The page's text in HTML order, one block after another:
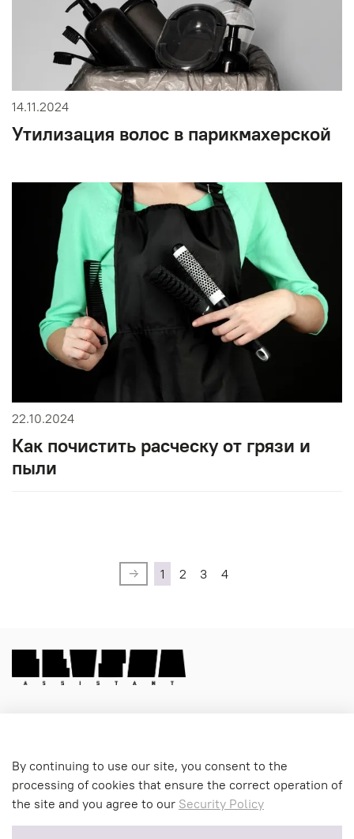
14.11.2024
Утилизация волос в парикмахерской
22.10.2024
Как почистить расческу от грязи и
пыли
1 2 3 4
Menu 1
Menu 2
By continuing to use our site, you consent to the
processing of cookies that ensure the correct operation of
the site and you agree to our Security Policy